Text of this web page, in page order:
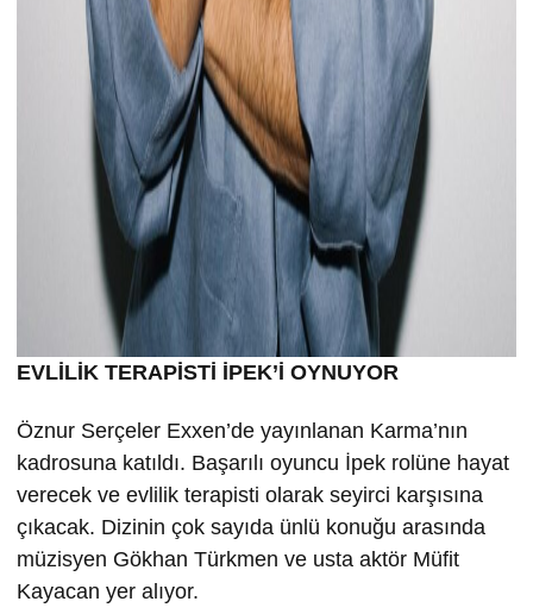
EVLİLİK TERAPİSTİ İPEK’İ OYNUYOR
Öznur Serçeler Exxen’de yayınlanan Karma’nın
kadrosuna katıldı. Başarılı oyuncu İpek rolüne hayat
verecek ve evlilik terapisti olarak seyirci karşısına
çıkacak. Dizinin çok sayıda ünlü konuğu arasında
müzisyen Gökhan Türkmen ve usta aktör Müfit
Kayacan yer alıyor.